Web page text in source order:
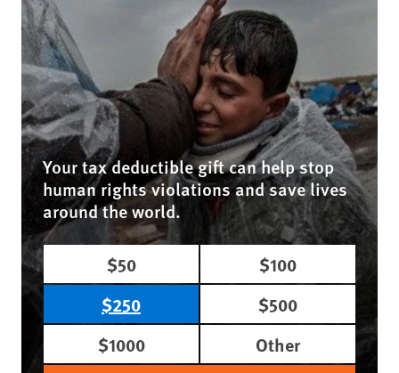
Your tax deductible gift can help stop
human rights violations and save lives
around the world.
$50
$100
$250
$500
$1000
Other